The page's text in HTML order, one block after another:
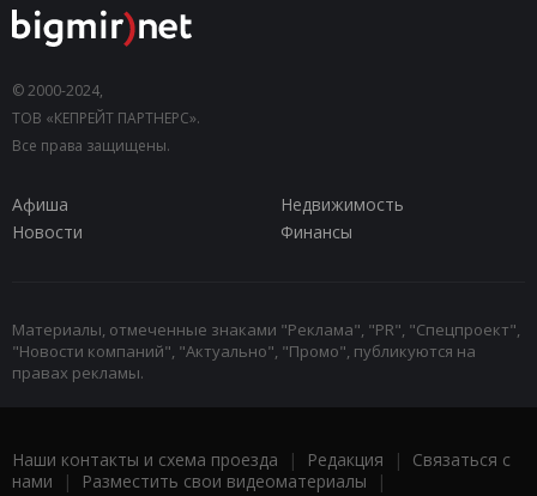
© 2000-2024,
ТОВ «КЕПРЕЙТ ПАРТНЕРС».
Все права защищены.
Афиша
Недвижимость
Новости
Финансы
Материалы, отмеченные знаками "Реклама", "PR", "Спецпроект",
"Новости компаний", "Актуально", "Промо", публикуются на
правах рекламы.
Наши контакты и схема проезда | Редакция | Связаться с
нами | Разместить свои видеоматериалы |